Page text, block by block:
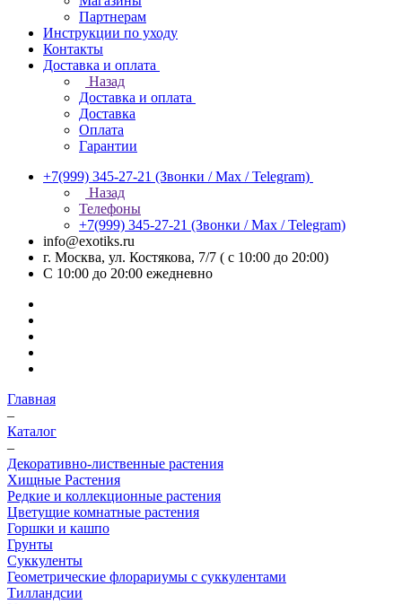
Партнерам
Инструкции по уходу
Контакты
Доставка и оплата
Назад
Доставка и оплата
Доставка
Оплата
Гарантии
+7(999) 345-27-21 (Звонки / Max / Telegram)
Назад
Телефоны
+7(999) 345-27-21 (Звонки / Max / Telegram)
info@exotiks.ru
г. Москва, ул. Костякова, 7/7 ( с 10:00 до 20:00)
С 10:00 до 20:00 ежедневно
Главная
–
Каталог
–
Декоративно-лиственные растения
Хищные Растения
Редкие и коллекционные растения
Цветущие комнатные растения
Горшки и кашпо
Грунты
Суккуленты
Геометрические флорариумы с суккулентами
Тилландсии